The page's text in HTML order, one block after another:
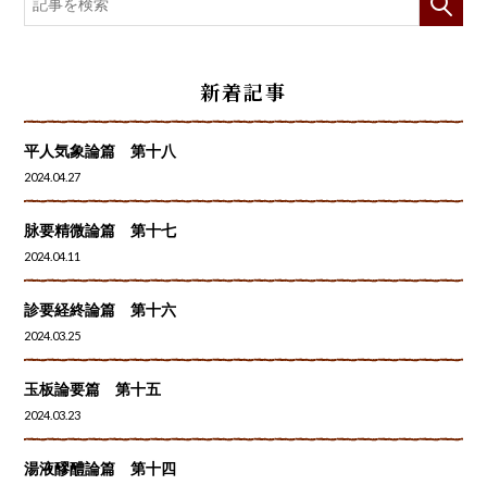
新着記事
平人気象論篇 第十八
2024.04.27
脉要精微論篇 第十七
2024.04.11
診要経終論篇 第十六
2024.03.25
玉板論要篇 第十五
2024.03.23
湯液醪醴論篇 第十四